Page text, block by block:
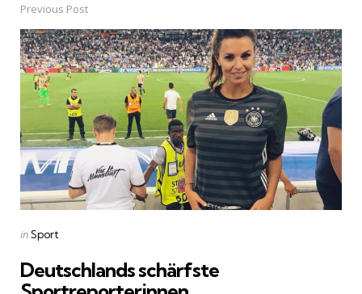
Post
navigation
Previous Post
Posted
inSport
Deutschlands schärfste